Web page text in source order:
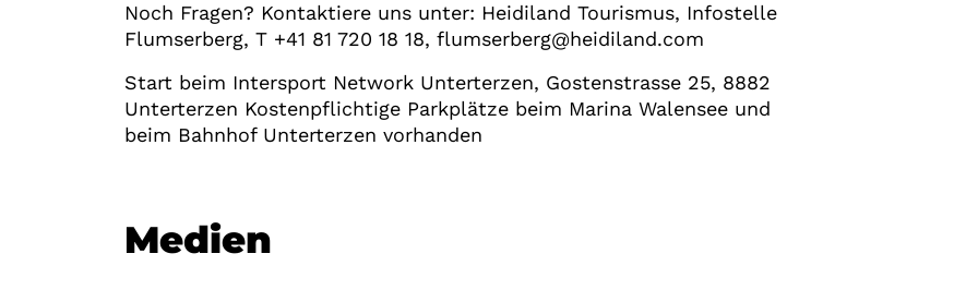
Noch Fragen? Kontaktiere uns unter: Heidiland Tourismus, Infostelle
Flumserberg, T +41 81 720 18 18, flumserberg@heidiland.com
Start beim Intersport Network Unterterzen, Gostenstrasse 25, 8882
Unterterzen Kostenpflichtige Parkplätze beim Marina Walensee und
beim Bahnhof Unterterzen vorhanden
Medien